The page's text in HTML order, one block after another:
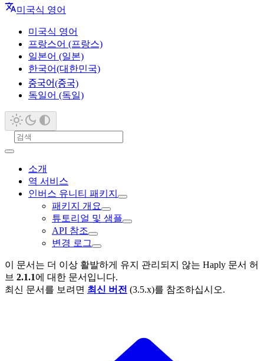
미국식 영어
미국식 영어
프랑스어 (프랑스)
일본어 (일본)
한국어(대한민국)
중국어(중국)
독일어 (독일)
소개
역 서비스
인버스 유니티 패키지
패키지 개요
튜토리얼 및 샘플
API 참조
변경 로그
이 문서는 더 이상 활발하게 유지 관리되지 않는 Haply 문서 허
브 2.1.1에 대한 문서입니다.
최신 문서를 보려면 최신 버전 (3.5.x)를 참조하십시오.